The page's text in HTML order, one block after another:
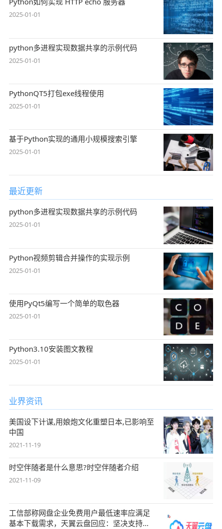
2025-01-01
python多进程实现数据共享的示例代码
2025-01-01
PythonQT5打包exe线程使用
2025-01-01
基于Python实现的通用小规模搜索引擎
2025-01-01
最近更新
python多进程实现数据共享的示例代码
2025-01-01
Python视频剪辑合并操作的实现示例
2025-01-01
使用PyQt5编写一个简单的取色器
2025-01-01
Python3.10安装图文教程
2025-01-01
业界资讯
美国设下计谋,用娘炮文化重塑日本,已影响至
中国
2021-11-19
时空伴随者是什么意思?时空伴随者介绍
2021-11-09
工信部称网盘企业免费用户最低速率应满足
基本下载需求，天翼云盘回应：坚决支持，